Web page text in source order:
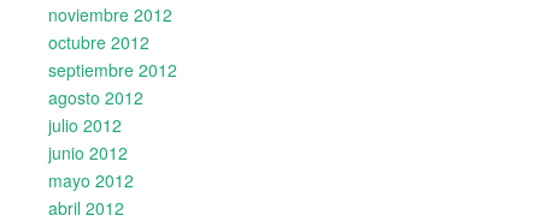
noviembre 2012
octubre 2012
septiembre 2012
agosto 2012
julio 2012
junio 2012
mayo 2012
abril 2012